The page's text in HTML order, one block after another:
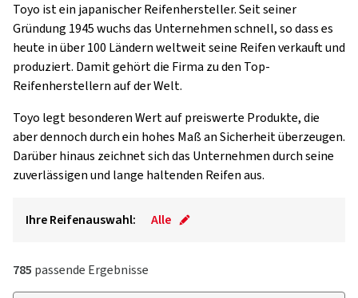
Toyo ist ein japanischer Reifenhersteller. Seit seiner
Gründung 1945 wuchs das Unternehmen schnell, so dass es
heute in über 100 Ländern weltweit seine Reifen verkauft und
produziert. Damit gehört die Firma zu den Top-
Reifenherstellern auf der Welt.
Toyo legt besonderen Wert auf preiswerte Produkte, die
aber dennoch durch ein hohes Maß an Sicherheit überzeugen.
Darüber hinaus zeichnet sich das Unternehmen durch seine
zuverlässigen und lange haltenden Reifen aus.
Ihre Reifenauswahl: Alle
785 passende Ergebnisse